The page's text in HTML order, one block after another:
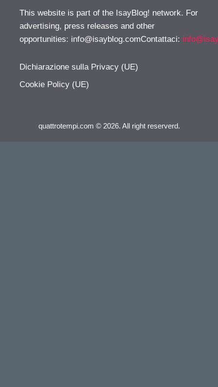
This website is part of the IsayBlog! network. For
advertising, press releases and other
opportunities: info@isayblog.comContattaci:
Dichiarazione sulla Privacy (UE)
Cookie Policy (UE)
quattrotempi.com © 2026. All right reserverd.